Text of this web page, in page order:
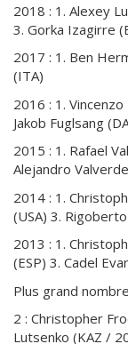
2018 : 1. Alexey
3. Gorka Izagirre
2017 : 1. Ben
(ITA)
2016 : 1.
Jakob Fuglsang
2015 : 1. Rafael
Alejandro
2014 : 1.
(USA) 3.
2013 : 1.
(ESP) 3. Cadel
Plus grand
2 : Christopher
Lutsenko (KAZ /